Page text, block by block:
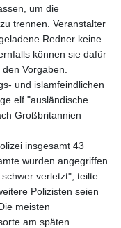
um die
trennen. Veranstalter
Redner keine
können sie dafür
Vorgaben.
und islamfeindlichen
elf "ausländische
Großbritannien
insgesamt 43
wurden angegriffen.
verletzt", teilte
Polizisten seien
meisten
am späten